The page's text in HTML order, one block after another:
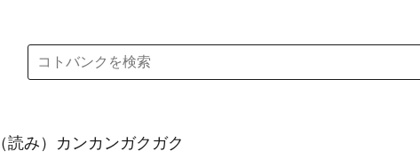
（読み）カンカンガクガク